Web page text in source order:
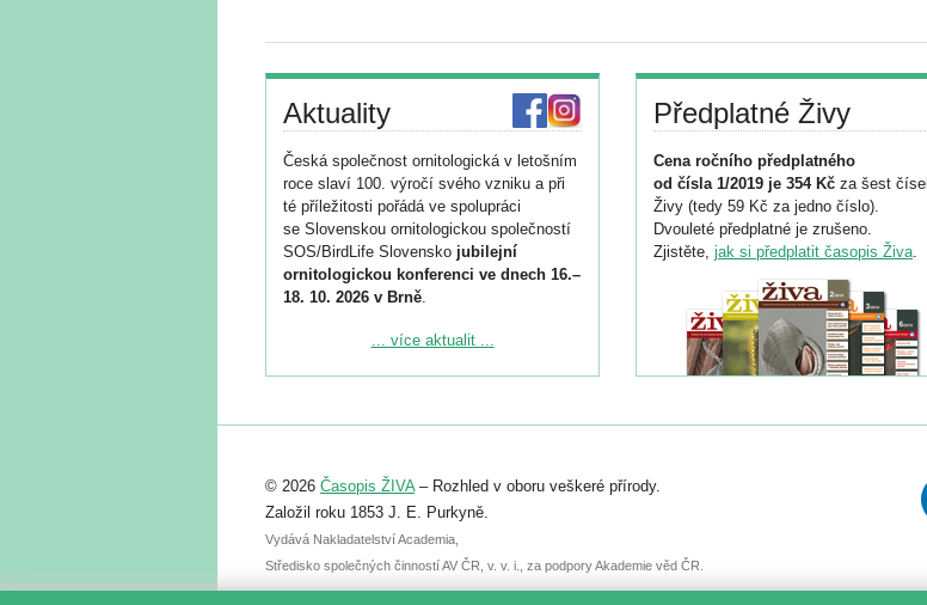
Aktuality
Česká společnost ornitologická v letošním
roce slaví 100. výročí svého vzniku a při
té příležitosti pořádá ve spolupráci
se Slovenskou ornitologickou společností
SOS/BirdLife Slovensko jubilejní
ornitologickou konferenci ve dnech 16.–
18. 10. 2026 v Brně.
Podrobnější informace ke konferenci
Registrovat se můžete do 6. září.
abstraktu přihlášené přednášky nebo
posteru je už 30. června.
... více aktualit ...
Předplatné Živy
Cena ročního předplatného
od čísla 1/2019 je 354 Kč za šest čísel
Živy (tedy 59 Kč za jedno číslo).
Dvouleté předplatné je zrušeno.
Zjistěte, jak si předplatit časopis Živa.
© 2026 Časopis ŽIVA– Rozhled v oboru veškeré přírody.
Založil roku 1853 J. E. Purkyně.
Vydává Nakladatelství Academia,
Středisko společných činností AV ČR, v. v. i., za podpory Akademie věd ČR.